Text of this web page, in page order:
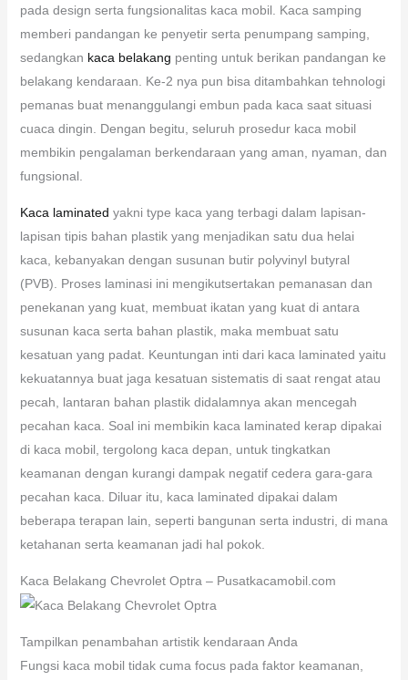
pada design serta fungsionalitas kaca mobil. Kaca samping
memberi pandangan ke penyetir serta penumpang samping,
sedangkan kaca belakang penting untuk berikan pandangan ke
belakang kendaraan. Ke-2 nya pun bisa ditambahkan tehnologi
pemanas buat menanggulangi embun pada kaca saat situasi
cuaca dingin. Dengan begitu, seluruh prosedur kaca mobil
membikin pengalaman berkendaraan yang aman, nyaman, dan
fungsional.
Kaca laminated yakni type kaca yang terbagi dalam lapisan-
lapisan tipis bahan plastik yang menjadikan satu dua helai
kaca, kebanyakan dengan susunan butir polyvinyl butyral
(PVB). Proses laminasi ini mengikutsertakan pemanasan dan
penekanan yang kuat, membuat ikatan yang kuat di antara
susunan kaca serta bahan plastik, maka membuat satu
kesatuan yang padat. Keuntungan inti dari kaca laminated yaitu
kekuatannya buat jaga kesatuan sistematis di saat rengat atau
pecah, lantaran bahan plastik didalamnya akan mencegah
pecahan kaca. Soal ini membikin kaca laminated kerap dipakai
di kaca mobil, tergolong kaca depan, untuk tingkatkan
keamanan dengan kurangi dampak negatif cedera gara-gara
pecahan kaca. Diluar itu, kaca laminated dipakai dalam
beberapa terapan lain, seperti bangunan serta industri, di mana
ketahanan serta keamanan jadi hal pokok.
Kaca Belakang Chevrolet Optra – Pusatkacamobil.com
Tampilkan penambahan artistik kendaraan Anda
Fungsi kaca mobil tidak cuma focus pada faktor keamanan,